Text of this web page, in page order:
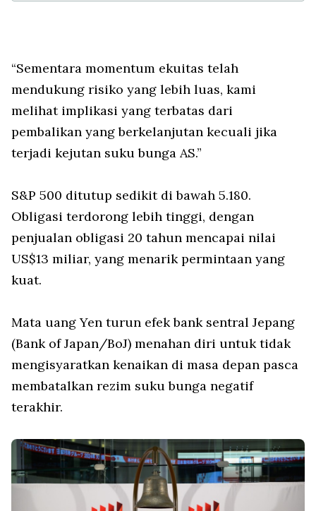
“Sementara momentum ekuitas telah
mendukung risiko yang lebih luas, kami
melihat implikasi yang terbatas dari
pembalikan yang berkelanjutan kecuali jika
terjadi kejutan suku bunga AS.”
S&P 500 ditutup sedikit di bawah 5.180.
Obligasi terdorong lebih tinggi, dengan
penjualan obligasi 20 tahun mencapai nilai
US$13 miliar, yang menarik permintaan yang
kuat.
Mata uang Yen turun efek bank sentral Jepang
(Bank of Japan/BoJ) menahan diri untuk tidak
mengisyaratkan kenaikan di masa depan pasca
membatalkan rezim suku bunga negatif
terakhir.